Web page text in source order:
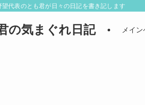
望代表のとも君が日々の日記を書き記します
の気まぐれ日記 メイ